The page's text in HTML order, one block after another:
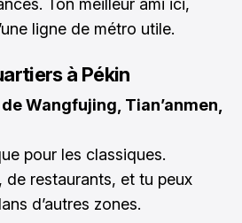
Ton meilleur ami ici,
ligne de métro utile.
à Pékin
Wangfujing, Tian’anmen,
pour les classiques.
de restaurants, et tu peux
d’autres zones.